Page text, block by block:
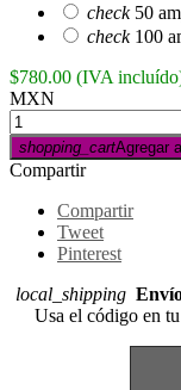
check 50
check 100
$780.00 (IVA
MXN
shopping_cartAgregar
Compartir
Compartir
Tweet
Pinterest
local_shipping
Usa el código en